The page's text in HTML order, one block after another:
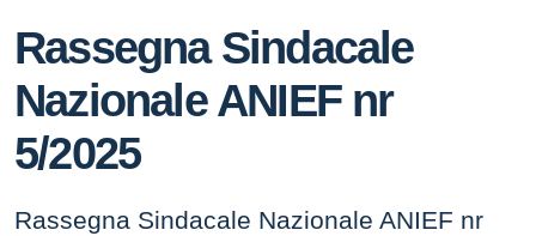
Rassegna Sindacale
Nazionale ANIEF nr
5/2025
Rassegna Sindacale Nazionale ANIEF nr